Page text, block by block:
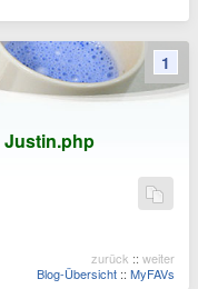
Justin.php
zurück :: weiter
Blog-Übersicht :: MyFAVs
1